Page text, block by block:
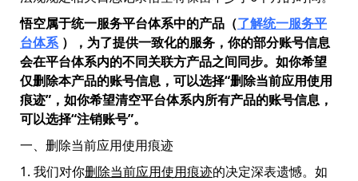
悟空属于统一服务平台体系中的产品（了解统一服务平
台体系 ），为了提供一致化的服务，你的部分账号信息
会在平台体系内的不同关联方产品之间同步。如你希望
仅删除本产品的账号信息，可以选择“删除当前应用使用
痕迹”，如你希望清空平台体系内所有产品的账号信息，
可以选择“注销账号”。
一、删除当前应用使用痕迹
1. 我们对你删除当前应用使用痕迹的决定深表遗憾。如